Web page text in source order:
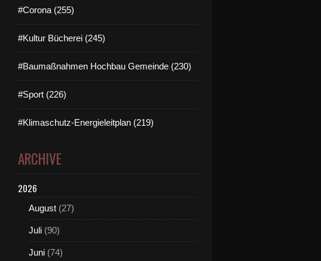
#Corona (255)
#Kultur Bücherei (245)
#Baumaßnahmen Hochbau Gemeinde (230)
#Sport (226)
#Klimaschutz-Energieleitplan (219)
ARCHIVE
2026
August (27)
Juli (90)
Juni (74)